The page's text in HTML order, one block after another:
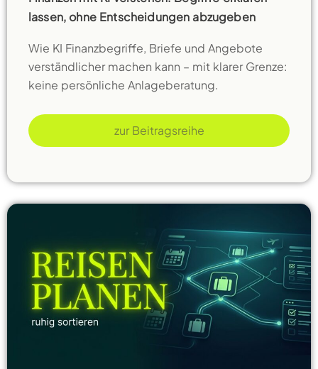
lassen, ohne Entscheidungen abzugeben
Wie KI Finanzbegriffe, Briefe und Angebote
verständlicher machen kann – mit klarer Grenze:
keine persönliche Anlageberatung.
zur Beitragsreihe